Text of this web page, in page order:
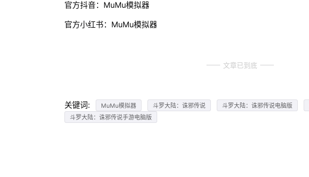
官方抖音：MuMu模拟器
官方小红书：MuMu模拟器
文章已到底
关键词: MuMu模拟器 斗罗大陆：诛邪传说 斗罗大陆：诛邪传说电脑版
斗罗大陆：诛邪传说手游电脑版